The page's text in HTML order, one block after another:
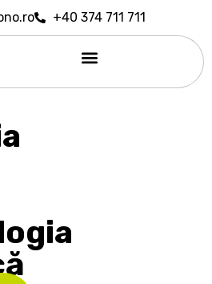
+40 374 711 711